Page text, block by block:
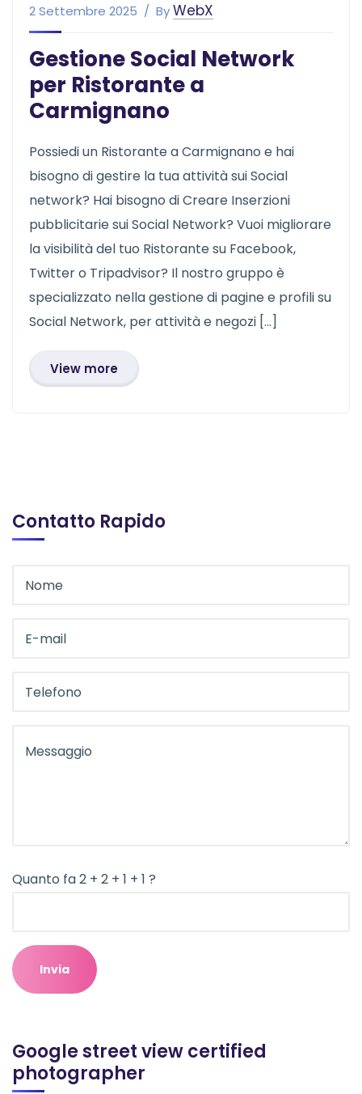
2 Settembre 2025 ByWebX
Gestione Social Network
per Ristorante a
Carmignano
Possiedi un Ristorante a Carmignano e hai
bisogno di gestire la tua attività sui Social
network? Hai bisogno di Creare Inserzioni
pubblicitarie sui Social Network? Vuoi migliorare
la visibilità del tuo Ristorante su Facebook,
Twitter o Tripadvisor? Il nostro gruppo è
specializzato nella gestione di pagine e profili su
Social Network, per attività e negozi […]
View more
Contatto Rapido
Quanto fa 2 + 2 + 1 + 1 ?
Google street view certified
photographer